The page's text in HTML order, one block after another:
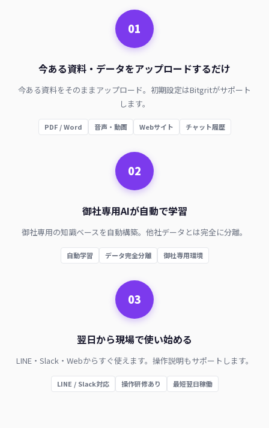
01
今ある資料・データをアップロードするだけ
今ある資料をそのままアップロード。初期設定はBitgritがサポート
します。
PDF / Word 音声・動画 Webサイト チャット履歴
02
御社専用AIが自動で学習
御社専用の知識ベースを自動構築。他社データとは完全に分離。
自動学習 データ完全分離 御社専用環境
03
翌日から現場で使い始める
LINE・Slack・Webからすぐ使えます。操作説明もサポートします。
LINE / Slack対応 操作研修あり 最短翌日稼働